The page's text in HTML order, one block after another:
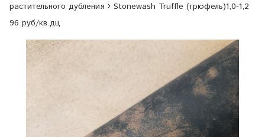
растительного дубления
Stonewash Truffle (трюфель)1,0-1,2
96 руб/кв.дц